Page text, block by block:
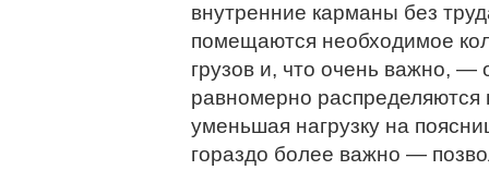
внутренние карманы без
помещаются необходимое
грузов и, что очень важно, —
равномерно распределяются
уменьшая нагрузку на
гораздо более важно —